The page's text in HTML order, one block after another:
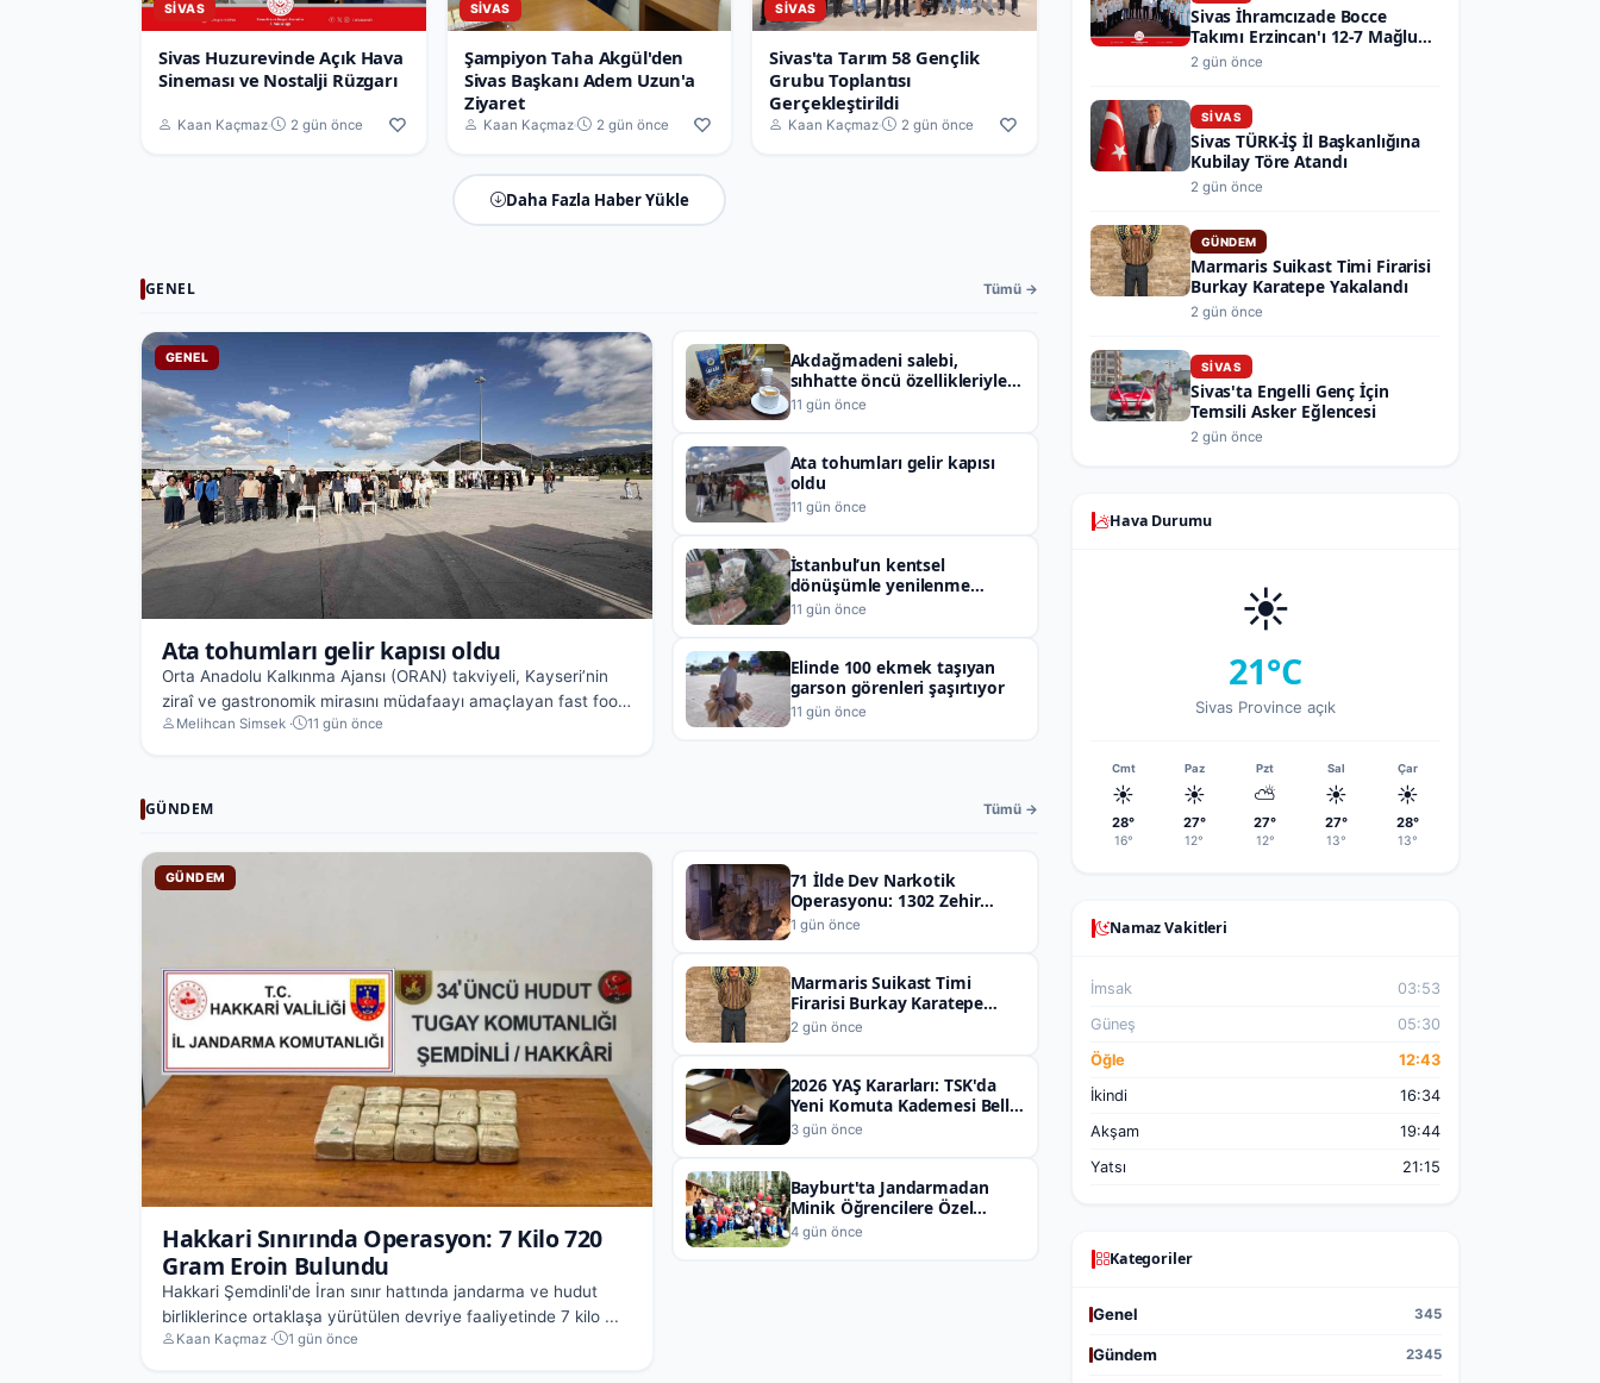
SIVAS
Sivas Huzurevinde Açık Hava
Sineması ve Nostalji Rüzgarı
Kaan Kaçmaz 2 gün önce
SIVAS
Şampiyon Taha Akgül'den
Sivas Başkanı Adem Uzun'a
Ziyaret
Kaan Kaçmaz 2 gün önce
SIVAS
Sivas'ta Tarım 58 Gençlik
Grubu Toplantısı
Gerçekleştirildi
Kaan Kaçmaz 2 gün önce
Daha Fazla Haber Yükle
GENEL Tümü →
GENEL
Ata tohumları gelir kapısı oldu
Orta Anadolu Kalkınma Ajansı (ORAN) takviyeli, Kayseri’nin
ziraî ve gastronomik mirasını müdafaayı amaçlayan fast food
z...Melihcan Simsek · 11 gün önce
Akdağmadeni salebi,
sıhhatte öncü özellikleriyle
gelecekteki bilimsel
çalışmaların kapısını
11 gün önce
Ata tohumları gelir kapısı
oldu
11 gün önce
İstanbul’un kentsel
dönüşümle yenilenme
büyüklüğü: 1 sokakta 13
bina dönüşüyor
11 gün önce
Elinde 100 ekmek taşıyan
garson görenleri şaşırtıyor
11 gün önce
GÜNDEM Tümü →
GÜNDEM
Hakkari Sınırında Operasyon: 7 Kilo 720
Gram Eroin Bulundu
Hakkari Şemdinli'de İran sınır hattında jandarma ve hudut
birliklerince ortaklaşa yürütülen devriye faaliyetinde 7 kilo ...
Kaan Kaçmaz · 1 gün önce
71 İlde Dev Narkotik
Operasyonu: 1302 Zehir
Taciri Yakalandı
1 gün önce
Marmaris Suikast Timi
Firarisi Burkay Karatepe
Yakalandı
2 gün önce
2026 YAŞ Kararları: TSK'da
Yeni Komuta Kademesi Belli
Oldu
3 gün önce
Bayburt'ta Jandarmadan
Minik Öğrencilere Özel
Etkinlik
4 gün önce
Sivas İhramcızade Bocce
Takımı Erzincan'ı 12-7 Mağlup
Etti
2 gün önce
SIVAS
Sivas TÜRK-İŞ İl Başkanlığına
Kubilay Töre Atandı
2 gün önce
GÜNDEM
Marmaris Suikast Timi Firarisi
Burkay Karatepe Yakalandı
2 gün önce
SIVAS
Sivas'ta Engelli Genç İçin
Temsili Asker Eğlencesi
2 gün önce
Hava Durumu
☀️
21°C
Sivas Province açık
Cmt
☀️
28°
16°
Paz
☀️
27°
12°
Pzt
⛅
27°
12°
Sal
☀️
27°
13°
Çar
☀️
28°
13°
Namaz Vakitleri
İmsak
03:53
Güneş
05:30
Öğle
12:43
İkindi
16:34
Akşam
19:44
Yatsı
21:15
Kategoriler
Genel 345
Gündem 2345